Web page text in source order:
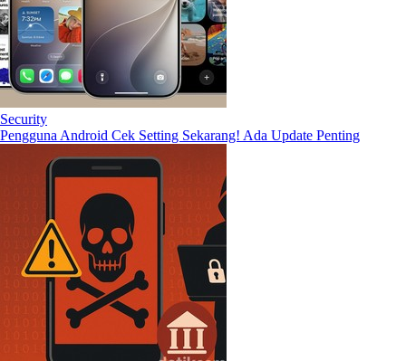
Security
Pengguna Android Cek Setting Sekarang! Ada Update Penting